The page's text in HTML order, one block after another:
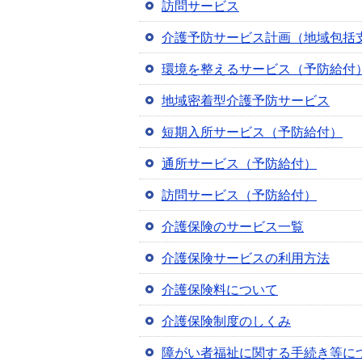
訪問サービス
介護予防サービス計画（地域包括
環境を整えるサービス（予防給付）
地域密着型介護予防サービス
短期入所サービス（予防給付）
通所サービス（予防給付）
訪問サービス（予防給付）
介護保険のサービス一覧
介護保険サービスの利用方法
介護保険料について
介護保険制度のしくみ
障がい者福祉に関する手続き等に